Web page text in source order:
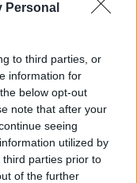
Personal
to third parties, or
information for
below opt-out
note that after your
seeing
utilized by
parties prior to
of the further
a